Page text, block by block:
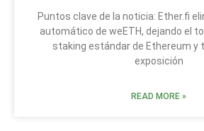
Puntos clave de la noticia: Ether.fi
automático de weETH, dejando el
staking estándar de Ethereum y
exposición
READ MORE »